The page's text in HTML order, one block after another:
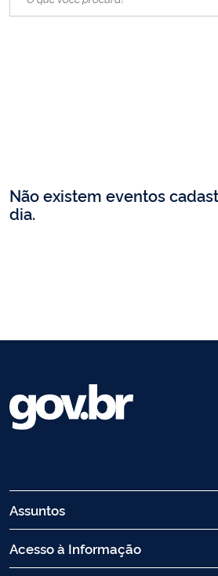
Não existem eventos
dia.
Assuntos
Acesso à Informação